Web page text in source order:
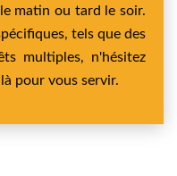
matin ou tard le soir.
tels que des
multiples, n'hésitez
pour vous servir.